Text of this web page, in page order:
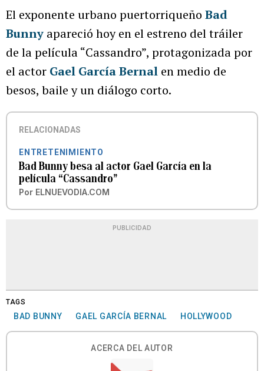
El exponente urbano puertorriqueño Bad
Bunny apareció hoy en el estreno del tráiler
de la película “Cassandro”, protagonizada por
el actor Gael García Bernal en medio de
besos, baile y un diálogo corto.
RELACIONADAS
ENTRETENIMIENTO
Bad Bunny besa al actor Gael García en la
película “Cassandro”
Por ELNUEVODIA.COM
PUBLICIDAD
TAGS
BAD BUNNY GAEL GARCÍA BERNAL HOLLYWOOD
ACERCA DEL AUTOR